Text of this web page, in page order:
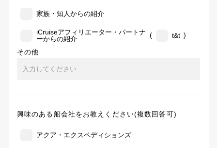
家族・知人からの紹介
iCruiseアフィリエーター・パートナ
ーからの紹介
( t&t )
その他
興味のある船会社をお教えください(複数回答可)
アクア・エクスペディションズ